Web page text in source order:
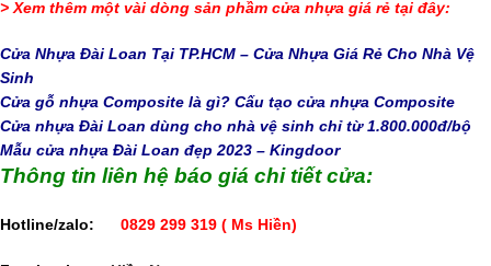
> Xem thêm một vài dòng sản phầm cửa nhựa giá rẻ tại đây:
Cửa Nhựa Đài Loan Tại TP.HCM – Cửa Nhựa Giá Rẻ Cho Nhà Vệ
Sinh
Cửa gỗ nhựa Composite là gì? Cấu tạo cửa nhựa Composite
Cửa nhựa Đài Loan dùng cho nhà vệ sinh chỉ từ 1.800.000đ/bộ
Mẫu cửa nhựa Đài Loan đẹp 2023 – Kingdoor
Thông tin liên hệ báo giá chi tiết cửa:
Hotline/zalo: 0829 299 319 ( Ms Hiền)